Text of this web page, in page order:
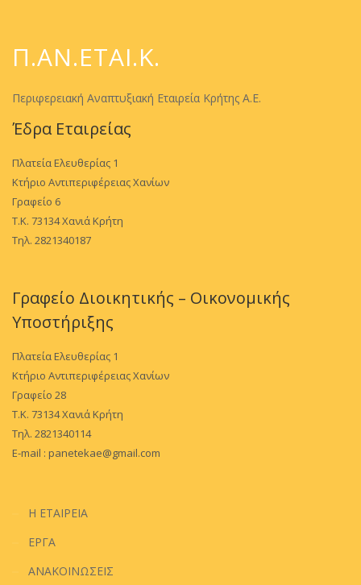
Π.ΑΝ.ΕΤΑΙ.Κ.
Περιφερειακή Αναπτυξιακή Εταιρεία Κρήτης Α.Ε.
Έδρα Εταιρείας
Πλατεία Ελευθερίας 1
Κτήριο Αντιπεριφέρειας Χανίων
Γραφείο 6
Τ.Κ. 73134 Χανιά Κρήτη
Τηλ. 2821340187
Γραφείο Διοικητικής – Οικονομικής
Υποστήριξης
Πλατεία Ελευθερίας 1
Κτήριο Αντιπεριφέρειας Χανίων
Γραφείο 28
Τ.Κ. 73134 Χανιά Κρήτη
Τηλ. 2821340114
E-mail : panetekae@gmail.com
Η ΕΤΑΙΡΕΙΑ
ΕΡΓΑ
ΑΝΑΚΟΙΝΩΣΕΙΣ